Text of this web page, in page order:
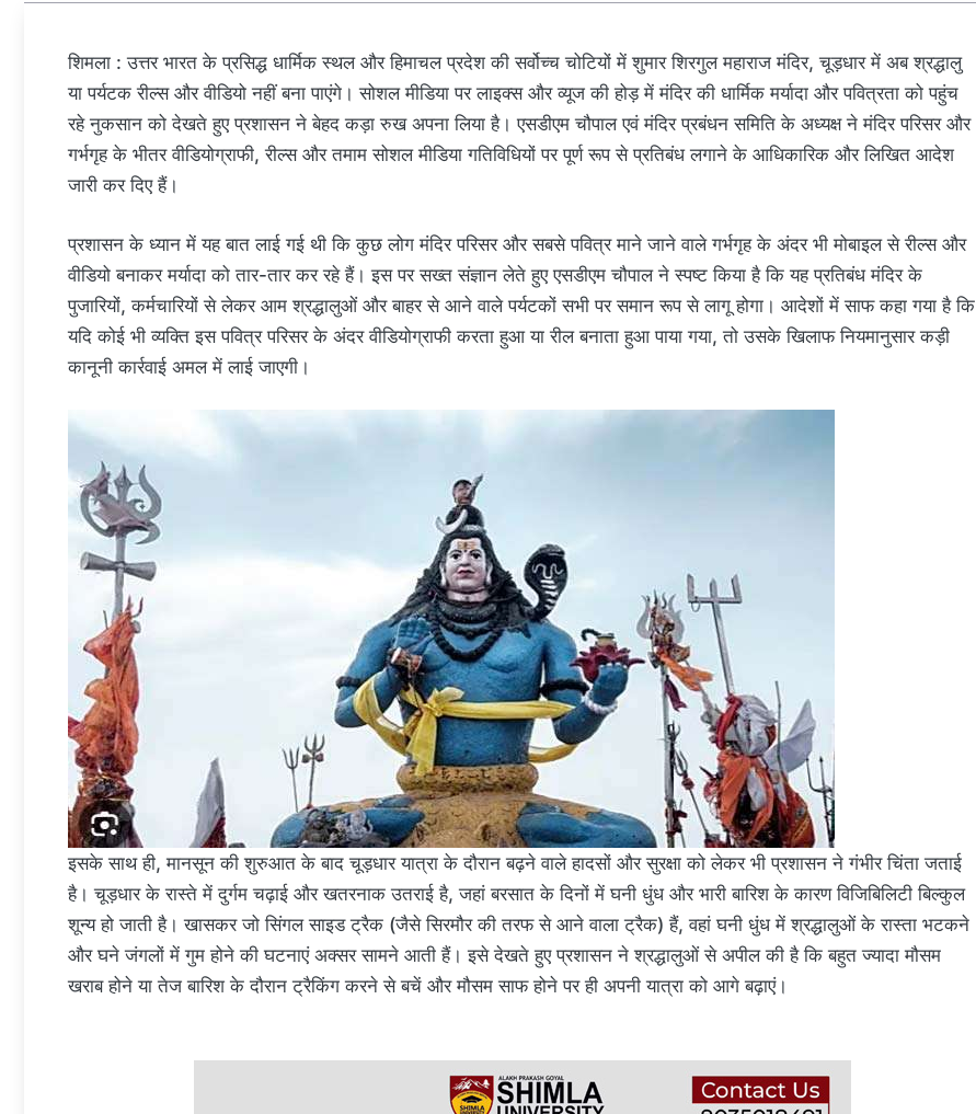
शिमला : उत्तर भारत के प्रसिद्ध धार्मिक स्थल और हिमाचल प्रदेश की सर्वोच्च चोटियों में शुमार शिरगुल महाराज मंदिर, चूड़धार में अब श्रद्धालु
या पर्यटक रील्स और वीडियो नहीं बना पाएंगे। सोशल मीडिया पर लाइक्स और व्यूज की होड़ में मंदिर की धार्मिक मर्यादा और पवित्रता को पहुंच
रहे नुकसान को देखते हुए प्रशासन ने बेहद कड़ा रुख अपना लिया है। एसडीएम चौपाल एवं मंदिर प्रबंधन समिति के अध्यक्ष ने मंदिर परिसर और
गर्भगृह के भीतर वीडियोग्राफी, रील्स और तमाम सोशल मीडिया गतिविधियों पर पूर्ण रूप से प्रतिबंध लगाने के आधिकारिक और लिखित आदेश
जारी कर दिए हैं।
प्रशासन के ध्यान में यह बात लाई गई थी कि कुछ लोग मंदिर परिसर और सबसे पवित्र माने जाने वाले गर्भगृह के अंदर भी मोबाइल से रील्स और
वीडियो बनाकर मर्यादा को तार-तार कर रहे हैं। इस पर सख्त संज्ञान लेते हुए एसडीएम चौपाल ने स्पष्ट किया है कि यह प्रतिबंध मंदिर के
पुजारियों, कर्मचारियों से लेकर आम श्रद्धालुओं और बाहर से आने वाले पर्यटकों सभी पर समान रूप से लागू होगा। आदेशों में साफ कहा गया है कि
यदि कोई भी व्यक्ति इस पवित्र परिसर के अंदर वीडियोग्राफी करता हुआ या रील बनाता हुआ पाया गया, तो उसके खिलाफ नियमानुसार कड़ी
कानूनी कार्रवाई अमल में लाई जाएगी।
इसके साथ ही, मानसून की शुरुआत के बाद चूड़धार यात्रा के दौरान बढ़ने वाले हादसों और सुरक्षा को लेकर भी प्रशासन ने गंभीर चिंता जताई
है। चूड़धार के रास्ते में दुर्गम चढ़ाई और खतरनाक उतराई है, जहां बरसात के दिनों में घनी धुंध और भारी बारिश के कारण विजिबिलिटी बिल्कुल
शून्य हो जाती है। खासकर जो सिंगल साइड ट्रैक (जैसे सिरमौर की तरफ से आने वाला ट्रैक) हैं, वहां घनी धुंध में श्रद्धालुओं के रास्ता भटकने
और घने जंगलों में गुम होने की घटनाएं अक्सर सामने आती हैं। इसे देखते हुए प्रशासन ने श्रद्धालुओं से अपील की है कि बहुत ज्यादा मौसम
खराब होने या तेज बारिश के दौरान ट्रैकिंग करने से बचें और मौसम साफ होने पर ही अपनी यात्रा को आगे बढ़ाएं।